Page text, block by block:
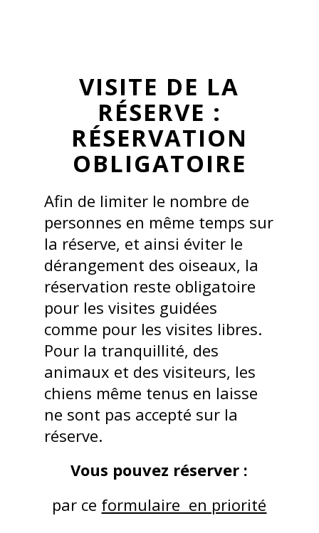
VISITE DE LA
RÉSERVE :
RÉSERVATION
OBLIGATOIRE
Afin de limiter le nombre de
personnes en même temps sur
la réserve, et ainsi éviter le
dérangement des oiseaux, la
réservation reste obligatoire
pour les visites guidées
comme pour les visites libres.
Pour la tranquillité, des
animaux et des visiteurs, les
chiens même tenus en laisse
ne sont pas accepté sur la
réserve.
Vous pouvez réserver :
par ce formulaire en priorité